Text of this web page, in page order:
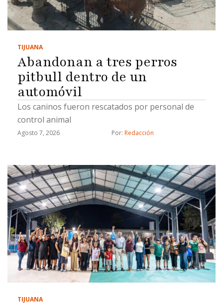
procesal y uso de documentos falsos, detalló."Hay
varios grupos y tentáculos que maneja el cártel
detenidos por estos hechos y las investigaciones
…
TIJUANA
Abandonan a tres perros
pitbull dentro de un
automóvil
Los caninos fueron rescatados por personal de
control animal
Agosto 7, 2026 Por: Redacción
TIJUANA